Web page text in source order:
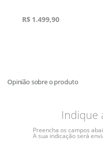
R$ 1.499,90
Indique
Preencha os campos
A sua indicação será